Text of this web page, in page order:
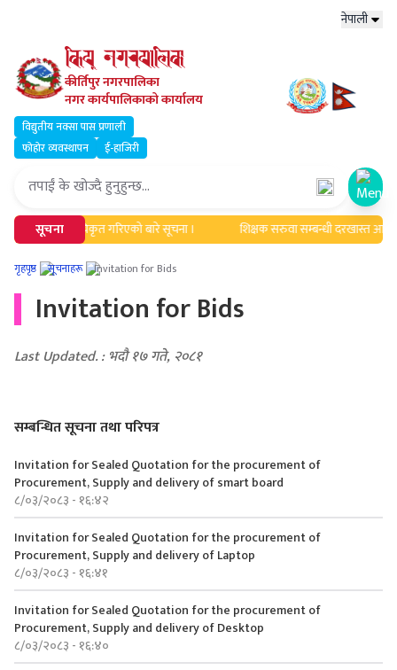
नेपाली
कीर्तिपुर नगरपालिका
नगर कार्यपालिकाको कार्यालय
विद्युतीय नक्सा पास प्रणाली
फोहोर व्यवस्थापन
ई-हाजिरी
सूचना
एवं सूचिकृत गरिएको बारे सूचना । शिक्षक सरुवा सम्बन्धी दरखास्त आह्वान
गृहपृष्ठ सूचनाहरू Invitation for Bids
Invitation for Bids
Last Updated. : भदौ १७ गते, २०८१
सम्बन्धित सूचना तथा परिपत्र
Invitation for Sealed Quotation for the procurement of
Procurement, Supply and delivery of smart board
८/०३/२०८३ - १६:४२
Invitation for Sealed Quotation for the procurement of
Procurement, Supply and delivery of Laptop
८/०३/२०८३ - १६:४१
Invitation for Sealed Quotation for the procurement of
Procurement, Supply and delivery of Desktop
८/०३/२०८३ - १६:४०